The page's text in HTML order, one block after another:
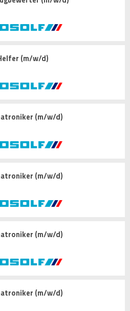
(m/w/d)
(m/w/d)
(m/w/d)
(m/w/d)
(m/w/d)